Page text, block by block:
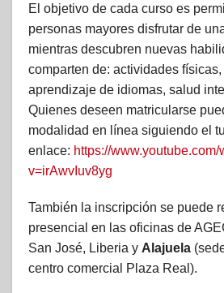
El objetivo de cada curso es
personas mayores disfrutar de
mientras descubren nuevas
comparten de: actividades físicas,
aprendizaje de idiomas, salud
Quienes deseen matricularse
modalidad en línea siguiendo el
enlace: https://www.youtube.com/
v=irAwvIuv8yg
También la inscripción se puede
presencial en las oficinas de
San José, Liberia y Alajuela
centro comercial Plaza Real).